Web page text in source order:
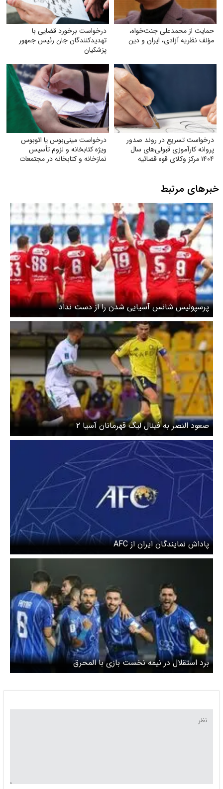
حمایت از محمدعلی جنت‌خواه،
مؤلف نظریه آزادی، ایران و دین
درخواست برخورد قضایی با
تهدید‌کنندگان جان رئیس جمهور
پزشکیان
درخواست تسریع در روند صدور
پروانه کارآموزی قبولی‌های سال
۱۴۰۴ مرکز وکلای قوه‌ قضائیه
درخواست مینی‌بوس یا اتوبوس
ویژه کتابخانه و لزوم تأسیس
نمازخانه و کتابخانه در مجتمعات
خبرهای مرتبط
پرسپولیس شانس آسیایی شدن را از دست نداد
صعود النصر به فینال لیگ قهرمانان آسیا ۲
پاداش نمایندگان ایران از AFC
برد استقلال در نیمه نخست بازی با المحرق